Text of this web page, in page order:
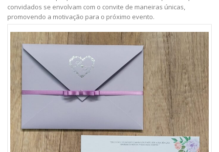
convidados se envolvam com o convite de maneiras únicas,
promovendo a motivação para o próximo evento.